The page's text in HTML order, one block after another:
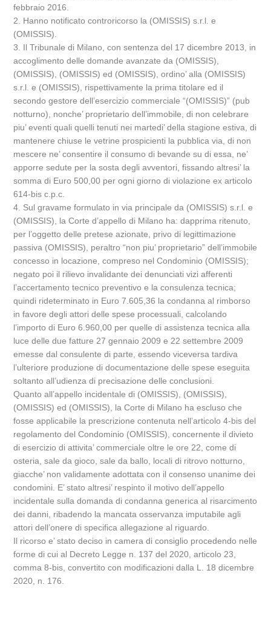
febbraio 2016.
2. Hanno notificato controricorso la (OMISSIS) s.r.l. e
(OMISSIS).
3. Il Tribunale di Milano, con sentenza del 17 dicembre 2013, in
accoglimento delle domande avanzate da (OMISSIS),
(OMISSIS), (OMISSIS) ed (OMISSIS), ordino’ alla (OMISSIS)
s.r.l. e (OMISSIS), rispettivamente la prima titolare ed il
secondo gestore dell’esercizio commerciale “(OMISSIS)” (pub
notturno), nonche’ proprietario dell’immobile, di non celebrare
piu’ eventi quali quelli tenuti nei martedi’ della stagione estiva, di
mantenere chiuse le vetrine prospicienti la pubblica via, di non
mescere ne’ consentire il consumo di bevande su di essa, ne’
apporre sedute per la sosta degli avventori, fissando altresi’ la
somma di Euro 500,00 per ogni giorno di violazione ex articolo
614-bis c.p.c.
4. Sul gravame formulato in via principale da (OMISSIS) s.r.l. e
(OMISSIS), la Corte d’appello di Milano ha: dapprima ritenuto,
per l’oggetto delle pretese azionate, privo di legittimazione
passiva (OMISSIS), peraltro “non piu’ proprietario” dell’immobile
concesso in locazione, compreso nel Condominio (OMISSIS);
negato poi il rilievo invalidante dei denunciati vizi afferenti
l’accertamento tecnico preventivo e la consulenza tecnica;
quindi rideterminato in Euro 7.605,36 la condanna al rimborso
in favore degli attori delle spese processuali, calcolando
l’importo di Euro 6.960,00 per quelle di assistenza tecnica alla
luce delle due fatture 27 gennaio 2009 e 22 settembre 2009
emesse dal consulente di parte, essendo viceversa tardiva
l’ulteriore produzione di documentazione delle spese eseguita
soltanto all’udienza di precisazione delle conclusioni.
Quanto all’appello incidentale di (OMISSIS), (OMISSIS),
(OMISSIS) ed (OMISSIS), la Corte di Milano ha escluso che
fosse applicabile la prescrizione contenuta nell’articolo 4-bis del
regolamento del Condominio (OMISSIS), concernente il divieto
di esercizio di attivita’ commerciale oltre le ore 22, come di
osteria, sale da gioco, sale da ballo, locali di ritrovo notturno,
giacche’ non validamente adottata con il consenso unanime dei
condomini. E’ stato altresi’ respinto il motivo dell’appello
incidentale sulla domanda di condanna generica al risarcimento
dei danni, ribadendo la mancata osservanza imputabile agli
attori dell’onere di specifica allegazione al riguardo.
Il ricorso e’ stato deciso in camera di consiglio procedendo nelle
forme di cui al Decreto Legge n. 137 del 2020, articolo 23,
comma 8-bis, convertito con modificazioni dalla L. 18 dicembre
2020, n. 176.